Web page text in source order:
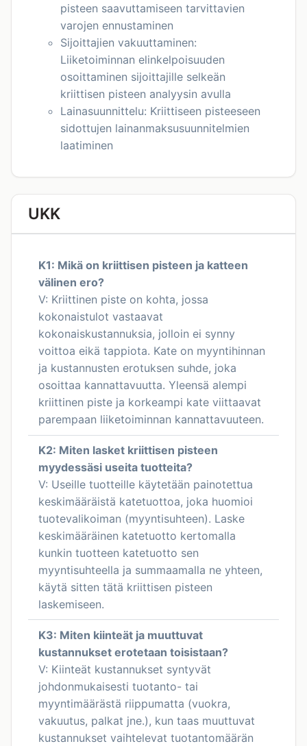
pisteen saavuttamiseen tarvittavien
varojen ennustaminen
Sijoittajien vakuuttaminen:
Liiketoiminnan elinkelpoisuuden
osoittaminen sijoittajille selkeän
kriittisen pisteen analyysin avulla
Lainasuunnittelu: Kriittiseen pisteeseen
sidottujen lainanmaksusuunnitelmien
laatiminen
UKK
K1: Mikä on kriittisen pisteen ja katteen
välinen ero?
V: Kriittinen piste on kohta, jossa
kokonaistulot vastaavat
kokonaiskustannuksia, jolloin ei synny
voittoa eikä tappiota. Kate on myyntihinnan
ja kustannusten erotuksen suhde, joka
osoittaa kannattavuutta. Yleensä alempi
kriittinen piste ja korkeampi kate viittaavat
parempaan liiketoiminnan kannattavuuteen.
K2: Miten lasket kriittisen pisteen
myydessäsi useita tuotteita?
V: Useille tuotteille käytetään painotettua
keskimääräistä katetuottoa, joka huomioi
tuotevalikoiman (myyntisuhteen). Laske
keskimääräinen katetuotto kertomalla
kunkin tuotteen katetuotto sen
myyntisuhteella ja summaamalla ne yhteen,
käytä sitten tätä kriittisen pisteen
laskemiseen.
K3: Miten kiinteät ja muuttuvat
kustannukset erotetaan toisistaan?
V: Kiinteät kustannukset syntyvät
johdonmukaisesti tuotanto- tai
myyntimäärästä riippumatta (vuokra,
vakuutus, palkat jne.), kun taas muuttuvat
kustannukset vaihtelevat tuotantomäärän